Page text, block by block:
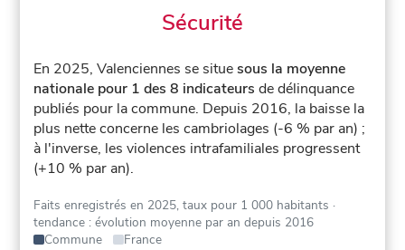
Sécurité
En 2025, Valenciennes se situesous la moyenne
nationale pour 1 des 8 indicateurs de délinquance
publiés pour la commune. Depuis 2016, la baisse la
plus nette concerne les cambriolages (-6 % par an) ;
à l'inverse, les violences intrafamiliales progressent
(+10 % par an).
Faits enregistrés en 2025, taux pour 1 000 habitants ·
tendance : évolution moyenne par an depuis 2016
Commune
France